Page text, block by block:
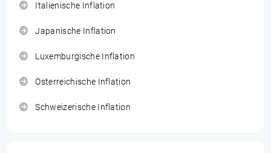
Italienische Inflation
Japanische Inflation
Luxemburgische Inflation
Österreichische Inflation
Schweizerische Inflation